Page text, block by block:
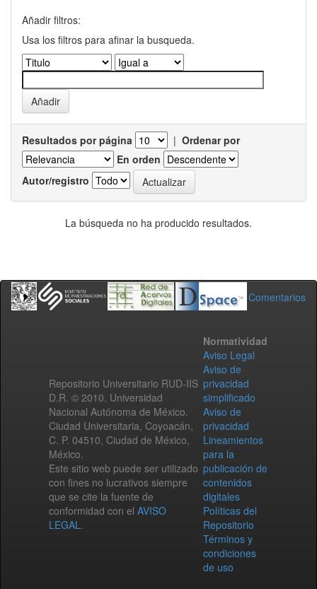
Añadir filtros:
Usa los filtros para afinar la busqueda.
Resultados por página | Ordenar por
En orden
Autor/registro
La búsqueda no ha producido resultados.
Comentarios
Repositorio Universitario RUD-IIS
D.R. © 2010. Universidad
Nacional Autónoma de México.
Ciudad Universitaria, Coyoacán,
C. P. 04510, Ciudad de México,
México.
Este sitio web puede ser utilizado
con fines no lucrativos siempre
que se cite la fuente de
conformidad con el AVISO
LEGAL.
Normatividad
Aviso Legal
Aviso de
privacidad
simplificado
Aviso de
privacidad
Lineamientos
para la
publicación de
contenidos
digitales
Políticas del
Repositorio
Términos y
condiciones
de uso